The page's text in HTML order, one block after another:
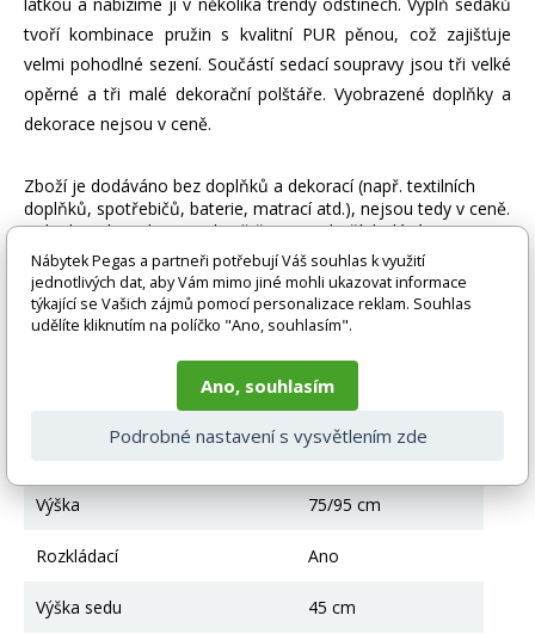
tvoří kombinace pružin s kvalitní PUR pěnou, což zajišťuje
velmi pohodlné sezení. Součástí sedací soupravy jsou tři velké
opěrné a tři malé dekorační polštáře. Vyobrazené doplňky a
dekorace nejsou v ceně.
Zboží je dodáváno bez doplňků a dekorací (např. textilních
doplňků, spotřebičů, baterie, matrací atd.), nejsou tedy v ceně.
Pokud není uvedeno jinak. Většinou je zboží dodáváno v
demontovaném stavu, dle charakteru zboží. Fotografie mohou
být i ilustrační a barva produktu nemusí odpovídat skutečnosti
vlivem nastavení monitoru a převodem do el. podoby. V
případě nejasností kontaktujte naše klientské centrum
Technické parametry
Výška 75/95 cm
Rozkládací Ano
Výška sedu 45 cm
Nábytek Pegas a partneři potřebují Váš souhlas k využití
jednotlivých dat, aby Vám mimo jiné mohli ukazovat informace
týkající se Vašich zájmů pomocí personalizace reklam. Souhlas
udělíte kliknutím na políčko "Ano, souhlasím".
Ano, souhlasím
Podrobné nastavení s vysvětlením zde